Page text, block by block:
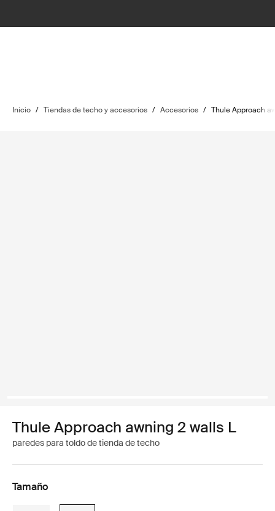
Inicio / Tiendas de techo y accesorios / Accesorios / Thule Approach
Thule Approach awning 2 walls L
paredes para toldo de tienda de techo
Tamaño